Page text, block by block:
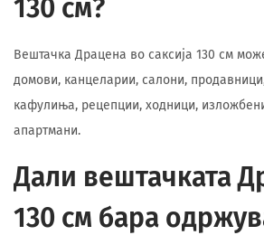
130 см?
Вештачка Драцена во саксија 130 см
домови, канцеларии, салони,
кафулиња, рецепции, ходници,
апартмани.
Дали вештачката
130 см бара